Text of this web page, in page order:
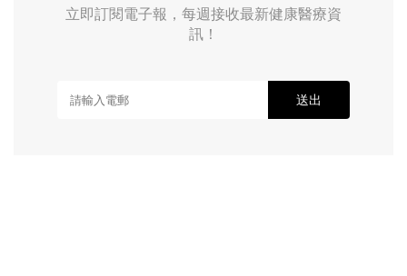
立即訂閱電子報，每週接收最新健康醫療資
訊！
送出